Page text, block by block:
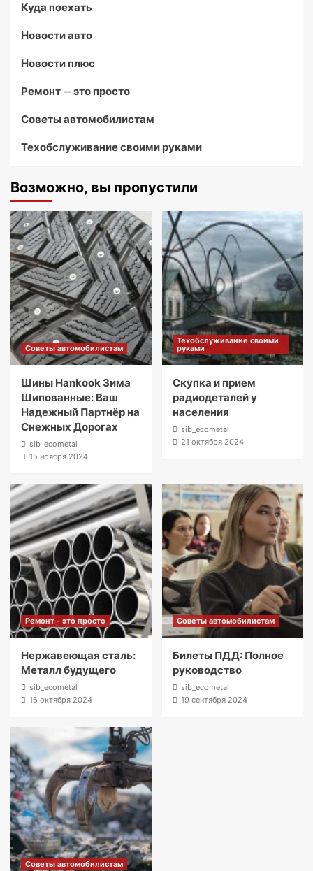
Куда поехать
Новости авто
Новости плюс
Ремонт — это просто
Советы автомобилистам
Техобслуживание своими руками
Возможно, вы пропустили
Советы автомобилистам
Шины Hankook Зима
Шипованные: Ваш
Надежный Партнёр на
Снежных Дорогах
sib_ecometal
15 ноября 2024
Техобслуживание своими
руками
Скупка и прием
радиодеталей у
населения
sib_ecometal
21 октября 2024
Ремонт - это просто
Нержавеющая сталь:
Металл будущего
sib_ecometal
16 октября 2024
Советы автомобилистам
Билеты ПДД: Полное
руководство
sib_ecometal
19 сентября 2024
Советы автомобилистам